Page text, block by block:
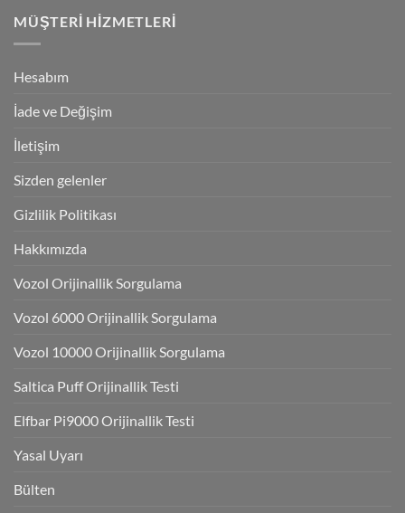
MÜŞTERI HIZMETLERI
Hesabım
İade ve Değişim
İletişim
Sizden gelenler
Gizlilik Politikası
Hakkımızda
Vozol Orijinallik Sorgulama
Vozol 6000 Orijinallik Sorgulama
Vozol 10000 Orijinallik Sorgulama
Saltica Puff Orijinallik Testi
Elfbar Pi9000 Orijinallik Testi
Yasal Uyarı
Bülten